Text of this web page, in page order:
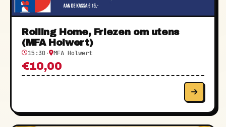
Rolling Home, Friezen om utens
(MFA Holwert)
15:30 · MFA Holwert
€10,00